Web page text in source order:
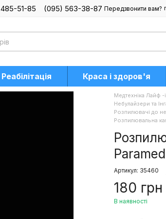
51-85 (095) 563-38-87 Передзвонити вам?
Реабілітація Краса і здоров'я
Медтехніка Лайф -
Небулайзери та
Розпилювачі до
Розпилювальна
Артикул: 35460
180 грн
В наявності